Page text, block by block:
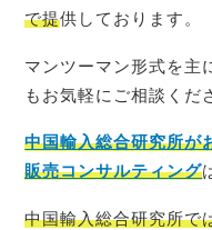
で提供しております。
マンツーマン形式を主
もお気軽にご相談くだ
中国輸入総合研究所
販売コンサルティング
中国輸入総合研究所で